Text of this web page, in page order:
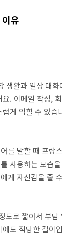
유
생활과 일상 대화
. 이메일 작성,
게 익힐 수 있습
를 말할 때 프랑
사용하는 모습
게 자신감을 줄
도로 짧아서 부
도 적당한 길이